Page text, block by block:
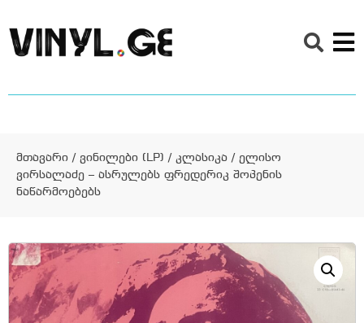
მთავარი / ვინილები (LP) / კლასიკა / ელისო
ვირსალაძე – ასრულებს ფრედერიკ შოპენის
ნაწარმოებებს